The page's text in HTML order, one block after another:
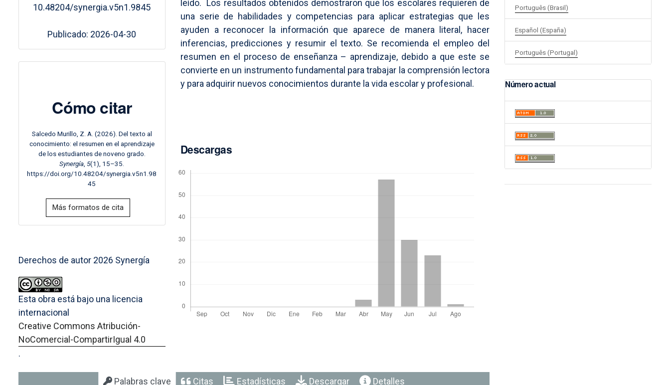
10.48204/synergia.v5n1.9845
Publicado: 2026-04-30
Cómo citar
Salcedo Murillo, Z. A. (2026). Del texto al
conocimiento: el resumen en el aprendizaje
de los estudiantes de noveno grado.
Synergía ,5(1), 15–35.
https://doi.org/10.48204/synergia.v5n1.98
45
Más formatos de cita
Derechos de autor 2026 Synergía
Esta obra está bajo una licencia
internacional
Creative Commons Atribución-
NoComercial-CompartirIgual 4.0
.
leído. Los resultados obtenidos demostraron que los escolares requieren de
una serie de habilidades y competencias para aplicar estrategias que les
ayuden a reconocer la información que aparece de manera literal, hacer
inferencias, predicciones y resumir el texto. Se recomienda el empleo del
resumen en el proceso de enseñanza – aprendizaje, debido a que este se
convierte en un instrumento fundamental para trabajar la comprensión lectora
y para adquirir nuevos conocimientos durante la vida escolar y profesional.
Descargas
Palabras clave Citas Estadísticas Descargar Detalles
Português (Brasil)
Español (España)
Português (Portugal)
Número actual